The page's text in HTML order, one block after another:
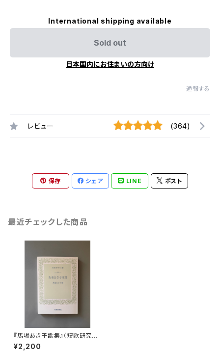
International shipping available
Sold out
日本国内にお住まいの方向け
通報する
レビュー (364)
保存 シェア LINE ポスト
最近チェックした商品
『馬場あき子歌集』（短歌研究文
庫13）
¥2,200